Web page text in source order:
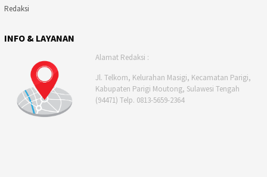
Redaksi
INFO & LAYANAN
Alamat Redaksi :
Jl. Telkom, Kelurahan Masigi, Kecamatan Parigi,
Kabupaten Parigi Moutong, Sulawesi Tengah
(94471) Telp. 0813-5659-2364